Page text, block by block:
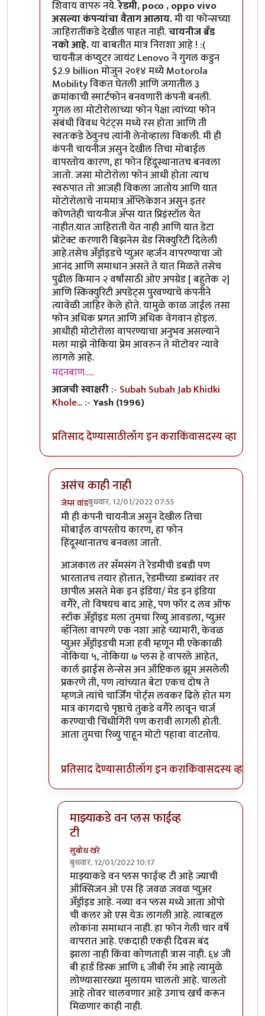
शिवाय वापरु नये.रेडमी, poco , oppo vivo
असल्या कंपन्यांचा वैताग आलाय.मी या फोन्सच्या
जाहिरातींकडे देखील पाहत नाही.चायनीज ब्रँड
नको आहे.या बाबतीत मात्र निराशा आहे ! :(
चायनीज कंप्युटर जायंट Lenovo ने गुगल कडुन
$2.9 billion मोजुन २०१४ मध्ये Motorola
Mobility विकत घेतली आणि जगातील ३
क्रमांकाची स्मार्टफोन बनवणारी कंपनी बनली.
गुगल ला मोटोरोलाच्या फोन पेक्षा त्यांच्या फोन
संबंधी विवध पेटंट्स मध्ये रस होता आणि ती
स्वतःकडे ठेवुनच त्यांनी लेनोव्हाला विकली. मी ही
कंपनी चायनीज असुन देखील तिचा मोबाईल
वापरतोय कारण, हा फोन हिंदूस्थानातच बनवला
जातो. जसा मोटोरोला फोन आधी होता त्याच
स्वरुपात तो आजही विकला जातोय आणि यात
मोटोरोलाचे नाममात्र अ‍ॅप्लिकेशन असुन इतर
कोणतेही चायनीज अ‍ॅप्स यात प्रिइंस्टॉल येत
नाहीत.यात जाहिराती येत नाही आणि यात डेटा
प्रोटेक्ट करणारी बिझनेस ग्रेड सिक्युरिटी दिलेली
आहे.तसेच अँड्रॉइडचे प्युअर व्हर्जन वापरण्याचा जो
आनंद आणि समाधान असते ते यात मिळते तसेच
पुढील किमान २ वर्षांसाठी ओए अपग्रेड [ बहुतेक २]
आणि स्किक्युरिटी अपडेट्स पुरवण्याचे कंपनीने
त्यावेळी जाहिर केले होते. यामुळे काळ जाईल तसा
फोन अधिक प्रगत आणि अधिक वेगवान होइल.
आधीही मोटोरोला वापरण्याचा अनुभव असल्याने
मला माझे नोकिया प्रेम आवरुन ते मोटोवर न्यावे
लागले आहे.
मदनबाण.....
आजची स्वाक्षरी:- Subah Subah Jab Khidki
Khole...:-Yash (1996)
प्रतिसाद देण्यासाठीलॉग इन कराकिंवासदस्य व्हा
असंच काही नाही
जेम्स वांडबुधवार, 12/01/2022 07:55
In reply toया फोन बद्दल तुमचा review काय
मी ही कंपनी चायनीज असुन देखील तिचा
मोबाईल वापरतोय कारण, हा फोन
हिंदूस्थानातच बनवला जातो.
आजकाल तर सॅमसंग ते रेडमीची डबडी पण
भारतातच तयार होतात, रेडमीच्या डब्यांवर तर
छापील असते मेक इन इंडिया/ मेड इन इंडिया
वगैरे, तो विषयच बाद आहे, पण फॉर द लव ऑफ
स्टॉक अँड्रॉइड मला तुमचा रिव्यु आवडला, प्युअर
व्हॅनिला वापरणे एक नशा आहे च्यामारी, केवळ
प्युअर अँड्रॉइडची मजा हवी म्हणून मी एकेकाळी
नोकिया ५, नोकिया ७ प्लस हे वापरले आहेत,
कार्ल झाईस लेन्सेस अन ऑप्टिकल झूम असलेली
प्रकरणे ती, पण त्यांच्यात बेटा एकच दोष ते
म्हणजे त्यांचे चार्जिंग पोर्ट्स लवकर ढिले होत मग
मात्र कागदाचे पृष्ठाचे तुकडे वगैरे लावून चार्ज
करण्याची चिंधीगिरी पण करावी लागली होती.
आता तुमचा रिव्यु पाहून मोटो पहावा वाटतोय.
प्रतिसाद देण्यासाठीलॉग इन कराकिंवासदस्य व्हा
माझ्याकडे वन प्लस फाईव्ह
टी
सुबोध खरे
बुधवार, 12/01/2022 10:17
In reply toअसंच काही नाहीbyजेम्स वांड
माझ्याकडे वन प्लस फाईव्ह टी आहे ज्याची
ऑक्सिजन ओ एस हि जवळ जवळ प्युअर
अँड्रॉइड आहे. नव्या वन प्लस मध्ये आता ओपो
ची कलर ओ एस येऊ लागली आहे. त्याबद्दल
लोकांना समाधान नाही. हा फोन गेली चार वर्षे
वापरात आहे. एकदाही एकही दिवस बंद
झाला नाही किंवा कोणताही त्रास नाही. ६४ जी
बी हार्ड डिस्क आणि ६ जीबी रॅम आहे त्यामुळे
लोण्यासारख्या मुलायम चालतो आहे. चालतो
आहे तोवर चालवणार आहे उगाच खर्च करून
मिळणार काही नाही.